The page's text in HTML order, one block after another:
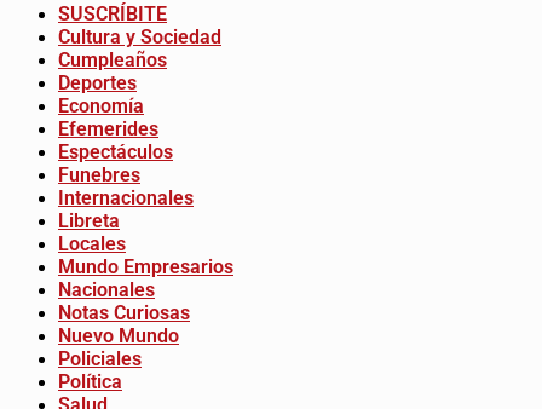
SUSCRÍBITE
Cultura y Sociedad
Cumpleaños
Deportes
Economía
Efemerides
Espectáculos
Funebres
Internacionales
Libreta
Locales
Mundo Empresarios
Nacionales
Notas Curiosas
Nuevo Mundo
Policiales
Política
Salud